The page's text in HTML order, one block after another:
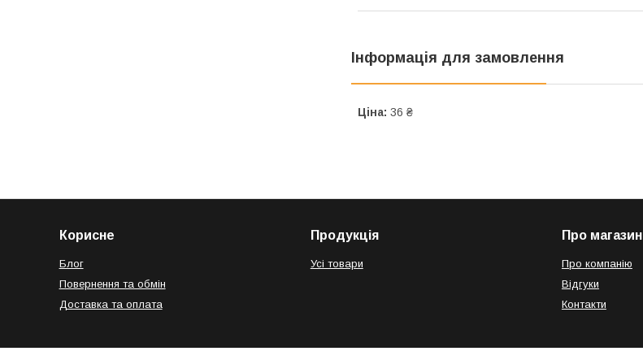
Інформація для замовлення
Ціна: 36 ₴
Корисне
Блог
Повернення та обмін
Доставка та оплата
Продукція
Усі товари
Про магазин
Про компанію
Відгуки
Контакти